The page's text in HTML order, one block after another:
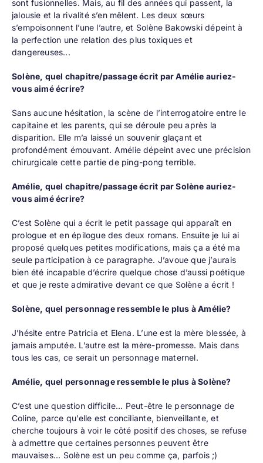
sont fusionnelles. Mais, au fil des années qui passent, la
jalousie et la rivalité s’en mêlent. Les deux sœurs
s’empoisonnent l’une l’autre, et Solène Bakowski dépeint à
la perfection une relation des plus toxiques et
dangereuses...
Solène, quel chapitre/passage écrit par Amélie auriez-
vous aimé écrire?
Sans aucune hésitation, la scène de l’interrogatoire entre le
capitaine et les parents, qui se déroule peu après la
disparition. Elle m’a laissé un souvenir glaçant et
profondément émouvant. Amélie dépeint avec une précision
chirurgicale cette partie de ping-pong terrible.
Amélie, quel chapitre/passage écrit par Solène auriez-
vous aimé écrire?
C’est Solène qui a écrit le petit passage qui apparaît en
prologue et en épilogue des deux romans. Ensuite je lui ai
proposé quelques petites modifications, mais ça a été ma
seule participation à ce paragraphe. J’avoue que j’aurais
bien été incapable d’écrire quelque chose d’aussi poétique
et que je reste admirative devant ce que Solène a écrit !
Solène, quel personnage ressemble le plus à Amélie?
J’hésite entre Patricia et Elena. L’une est la mère blessée, à
jamais amputée. L’autre est la mère-promesse. Mais dans
tous les cas, ce serait un personnage maternel.
Amélie, quel personnage ressemble le plus à Solène?
C’est une question difficile... Peut-être le personnage de
Coline, parce qu’elle est conciliante, bienveillante, et
cherche toujours à voir le côté positif des choses, se refuse
à admettre que certaines personnes peuvent être
mauvaises... Solène est un peu comme ça, parfois ;)